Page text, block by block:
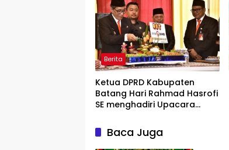
Berita
Ketua DPRD Kabupaten
Batang Hari Rahmad Hasrofi
SE menghadiri Upacara
Baca Juga